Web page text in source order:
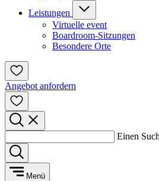
Leistungen
Virtuelle event
Boardroom-Sitzungen
Besondere Orte
Angebot anfordern
Einen
Menü